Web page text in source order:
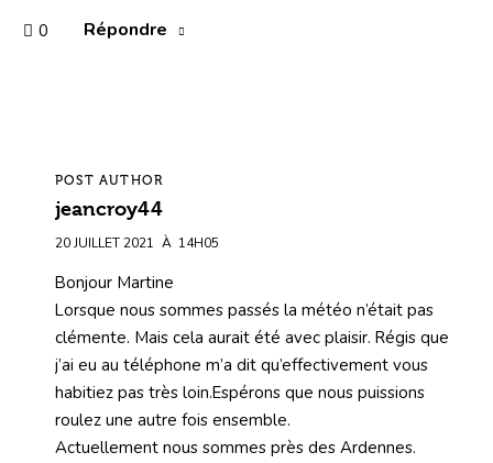
0
Répondre
POST AUTHOR
jeancroy44
20 JUILLET 2021 À 14H05
Bonjour Martine
Lorsque nous sommes passés la météo n’était pas
clémente. Mais cela aurait été avec plaisir. Régis que
j’ai eu au téléphone m’a dit qu’effectivement vous
habitiez pas très loin.Espérons que nous puissions
roulez une autre fois ensemble.
Actuellement nous sommes près des Ardennes.